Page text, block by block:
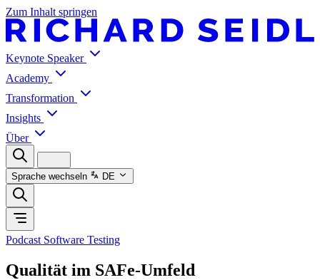
Zum Inhalt springen
Keynote Speaker
Academy
Transformation
Insights
Über
Sprache wechseln DE
Podcast Software Testing
Qualität im SAFe-Umfeld